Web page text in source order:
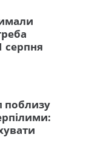
серпня
поблизу